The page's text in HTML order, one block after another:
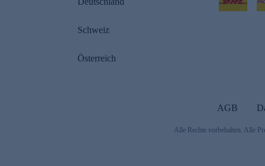
Schweiz
Österreich
AGB
Alle Rechte vorbehalten. Alle